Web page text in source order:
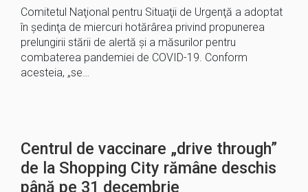
Comitetul Naţional pentru Situaţii de Urgenţă a adoptat
în şedinţa de miercuri hotărârea privind propunerea
prelungirii stării de alertă şi a măsurilor pentru
combaterea pandemiei de COVID-19. Conform
acesteia, „se…
Centrul de vaccinare „drive through”
de la Shopping City rămâne deschis
până pe 31 decembrie